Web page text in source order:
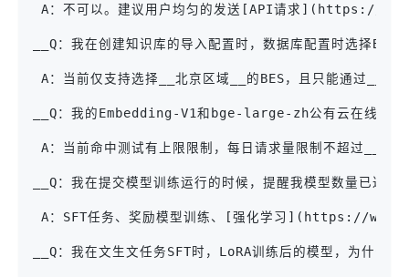
A：不可以。建议用户均匀的发送[API请求](https://
__Q：我在创建知识库的导入配置时，数据库配置时选择BES
A：当前仅支持选择__北京区域__的BES，且只能通
__Q：我的Embedding-V1和bge-large-zh公有云在线体验
A：当前命中测试有上限限制，每日请求量限制不超过
__Q：我在提交模型训练运行的时候，提醒我模型数量已达上
A：SFT任务、奖励模型训练、[强化学习](https://
__Q：我在文生文任务SFT时，LoRA训练后的模型，为什么